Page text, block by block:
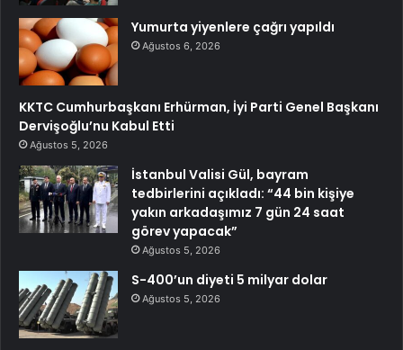
Yumurta yiyenlere çağrı yapıldı
Ağustos 6, 2026
KKTC Cumhurbaşkanı Erhürman, İyi Parti Genel Başkanı
Dervişoğlu’nu Kabul Etti
Ağustos 5, 2026
İstanbul Valisi Gül, bayram
tedbirlerini açıkladı: “44 bin kişiye
yakın arkadaşımız 7 gün 24 saat
görev yapacak”
Ağustos 5, 2026
S-400’un diyeti 5 milyar dolar
Ağustos 5, 2026